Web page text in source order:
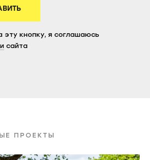
эту кнопку, я соглашаюсь
сайта
ПРОЕКТЫ
наверх